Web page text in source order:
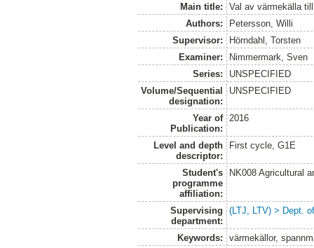
Main title:
Val av värmekälla
Authors:
Petersson, Willi
Supervisor:
Hörndahl, Torsten
Examiner:
Nimmermark, Sven
Series:
UNSPECIFIED
Volume/Sequential
designation:
UNSPECIFIED
Year of
Publication:
2016
Level and depth
descriptor:
First cycle, G1E
Student's
programme
affiliation:
NK008 Agricultural
Supervising
department:
(LTJ, LTV) > Dept.
Keywords:
värmekällor,